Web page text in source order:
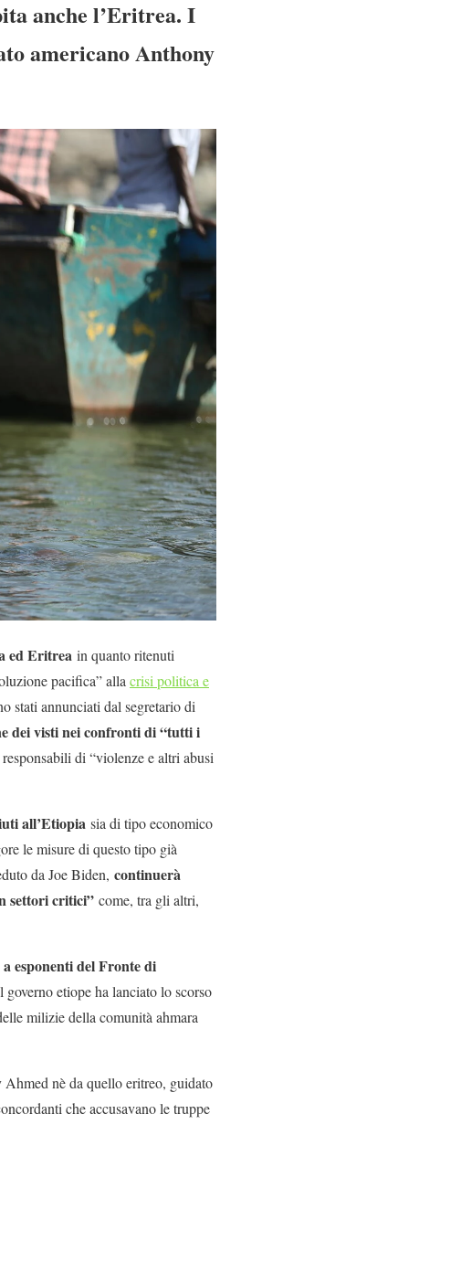
anche l’Eritrea. I
americano Anthony
ed Eritrea in quanto ritenuti
pacifica” allacrisi politica e
stati annunciati dal segretario di
dei visti nei confronti di “tutti i
di “violenze e altri abusi
all’Etiopia sia di tipo economico
le misure di questo tipo già
da Joe Biden, continuerà
settori critici” come, tra gli altri,
esponenti del Fronte di
etiope ha lanciato lo scorso
milizie della comunità ahmara
nè da quello eritreo, guidato
che accusavano le truppe